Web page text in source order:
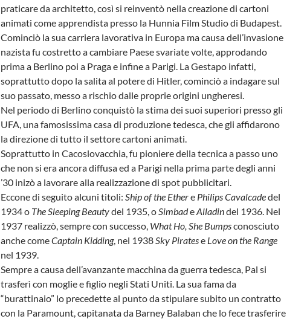
praticare da architetto, così si reinventò nella creazione di cartoni
animati come apprendista presso la Hunnia Film Studio di Budapest.
Cominciò la sua carriera lavorativa in Europa ma causa dell’invasione
nazista fu costretto a cambiare Paese svariate volte, approdando
prima a Berlino poi a Praga e infine a Parigi. La Gestapo infatti,
soprattutto dopo la salita al potere di Hitler, cominciò a indagare sul
suo passato, messo a rischio dalle proprie origini ungheresi.
Nel periodo di Berlino conquistò la stima dei suoi superiori presso gli
UFA, una famosissima casa di produzione tedesca, che gli affidarono
la direzione di tutto il settore cartoni animati.
Soprattutto in Cacoslovacchia, fu pioniere della tecnica a passo uno
che non si era ancora diffusa ed a Parigi nella prima parte degli anni
’30 inizò a lavorare alla realizzazione di spot pubblicitari.
Eccone di seguito alcuni titoli: Ship of the Ethere Philips Cavalcadedel
1934 o The Sleeping Beautydel 1935, oSimbadeAlladindel 1936. Nel
1937 realizzò, sempre con successo, What Ho, She Bumpsconosciuto
anche comeCaptain Kidding, nel 1938Sky Piratese Love on the Range
nel 1939.
Sempre a causa dell’avanzante macchina da guerra tedesca, Pal si
trasferì con moglie e figlio negli Stati Uniti. La sua fama da
“burattinaio” lo precedette al punto da stipulare subito un contratto
con la Paramount, capitanata da Barney Balaban che lo fece trasferire